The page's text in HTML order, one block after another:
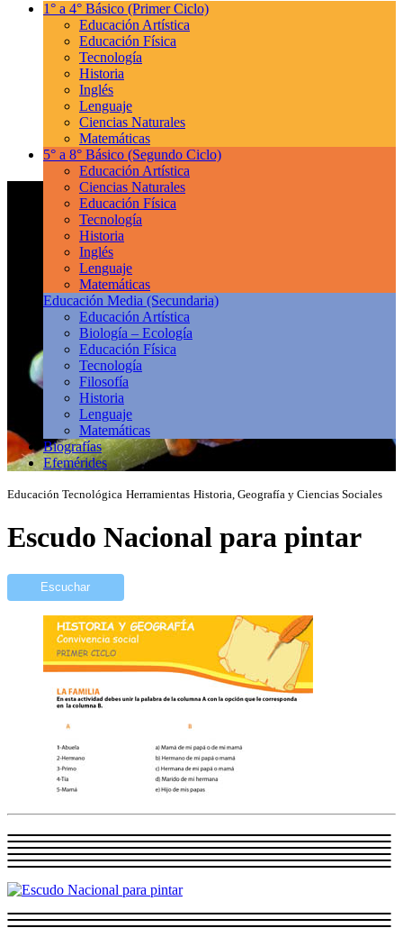
1° a 4° Básico (Primer Ciclo)
Educación Artística
Educación Física
Tecnología
Historia
Inglés
Lenguaje
Ciencias Naturales
Matemáticas
5° a 8° Básico (Segundo Ciclo)
Educación Artística
Ciencias Naturales
Educación Física
Tecnología
Historia
Inglés
Lenguaje
Matemáticas
Educación Media (Secundaria)
Educación Artística
Biología – Ecología
Educación Física
Tecnología
Filosofía
Historia
Lenguaje
Matemáticas
Biografías
Efemérides
Educación Tecnológica Herramientas Historia, Geografía y Ciencias Sociales
Escudo Nacional para pintar
Escuchar